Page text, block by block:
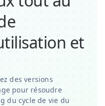
et
des versions
pour résoudre
du cycle de vie du